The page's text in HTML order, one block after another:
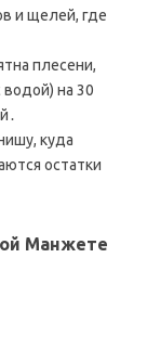
и щелей, где
плесени,
водой) на 30
куда
остатки
Манжете